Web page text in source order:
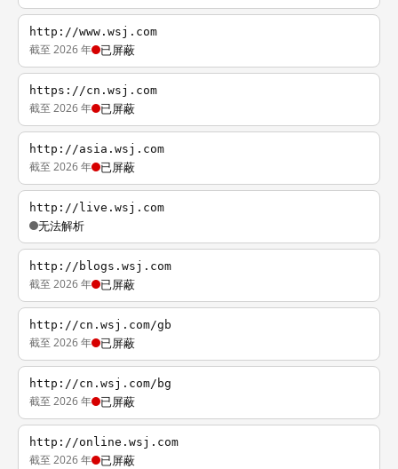
http://www.wsj.com
截至 2026 年 已屏蔽
https://cn.wsj.com
截至 2026 年 已屏蔽
http://asia.wsj.com
截至 2026 年 已屏蔽
http://live.wsj.com
无法解析
http://blogs.wsj.com
截至 2026 年 已屏蔽
http://cn.wsj.com/gb
截至 2026 年 已屏蔽
http://cn.wsj.com/bg
截至 2026 年 已屏蔽
http://online.wsj.com
截至 2026 年 已屏蔽